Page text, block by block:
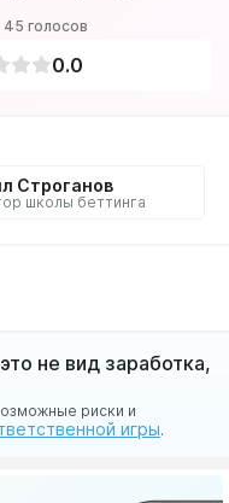
0.0
45 голосов
Строганов
школы беттинга
не вид заработка,
риски и
игры.